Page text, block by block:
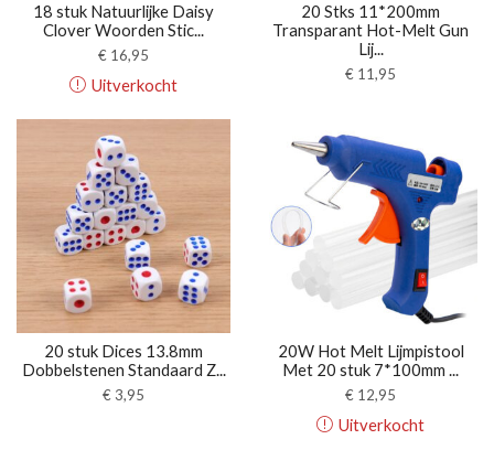
18 stuk Natuurlijke Daisy
Clover Woorden Stic...
€ 16,95
Uitverkocht
20 Stks 11*200mm
Transparant Hot-Melt Gun
Lij...
€ 11,95
20 stuk Dices 13.8mm
Dobbelstenen Standaard Z...
€ 3,95
20W Hot Melt Lijmpistool
Met 20 stuk 7*100mm ...
€ 12,95
Uitverkocht